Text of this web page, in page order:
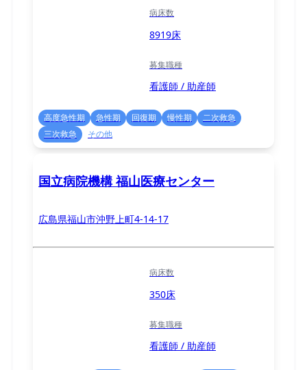
病床数
8919床
募集職種
看護師 / 助産師
高度急性期 急性期 回復期 慢性期
二次救急
三次救急
その他
国立病院機構 福山医療センター
広島県福山市沖野上町4-14-17
病床数
350床
募集職種
看護師 / 助産師